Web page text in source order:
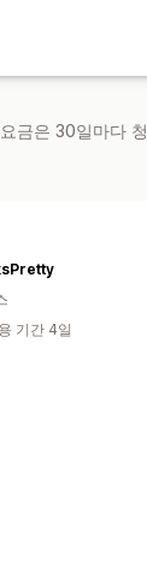
금은 30일마다
기간 4일